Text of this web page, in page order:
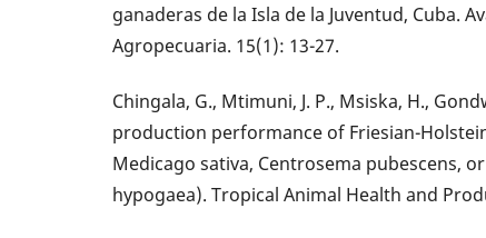
ganaderas de la Isla de la Juventud, Cuba.
Agropecuaria. 15(1): 13-27.
Chingala, G., Mtimuni, J. P., Msiska, H.,
production performance of Friesian-
Medicago sativa, Centrosema pubescens,
hypogaea). Tropical Animal Health and